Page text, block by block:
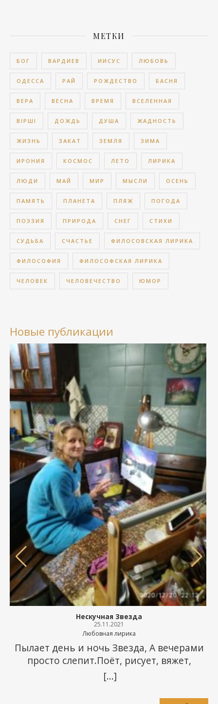
МЕТКИ
БОГ ВАРДИЕВ ИИСУС ЛЮБОВЬ
ОДЕССА РАЙ РОЖДЕСТВО БАСНЯ
ВЕРА ВЕСНА ВРЕМЯ ВСЕЛЕННАЯ
ВІРШІ ДОЖДЬ ДУША ЖАДНОСТЬ
ЖИЗНЬ ЗАКАТ ЗЕМЛЯ ЗИМА
ИРОНИЯ КОСМОС ЛЕТО ЛИРИКА
ЛЮДИ МАЙ МИР МЫСЛИ ОСЕНЬ
ПАМЯТЬ ПЛАНЕТА ПЛЯЖ ПОГОДА
ПОЭЗИЯ ПРИРОДА СНЕГ СТИХИ
СУДЬБА СЧАСТЬЕ ФИЛОСОВСКАЯ ЛИРИКА
ФИЛОСОФИЯ ФИЛОСОФСКАЯ ЛИРИКА
ЧЕЛОВЕК ЧЕЛОВЕЧЕСТВО ЮМОР
Новые публикации
Нескучная Звезда
25.11.2021
Любовная лирика
Пылает день и ночь Звезда, А вечерами
просто слепит.Поёт, рисует, вяжет,
лепит…И не скучает никогда — Совсем
нескучная Звезда. Гоняет быстро и
легкоПо ограмадному простору.Свернуть
[...]